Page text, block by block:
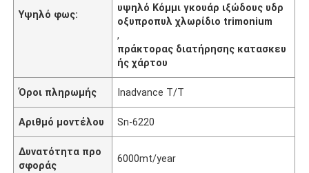
Υψηλό φως:
υψηλό Κόμμι γκουάρ ιξώδους υδρ
οξυπροπυλ χλωρίδιο trimonium
,
πράκτορας διατήρησης κατασκευ
ής χάρτου
Όροι πληρωμής Inadvance T/T
Αριθμό μοντέλου Sn-6220
Δυνατότητα προ
σφοράς
6000mt/year